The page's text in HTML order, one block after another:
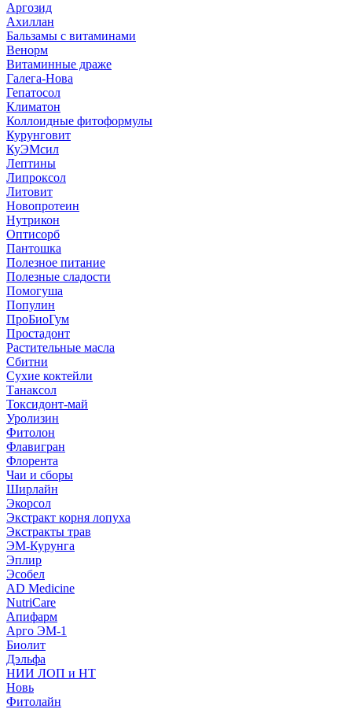
Аргозид
Ахиллан
Бальзамы с витаминами
Венорм
Витаминные драже
Галега-Нова
Гепатосол
Климатон
Коллоидные фитоформулы
Курунговит
КуЭМсил
Лептины
Липроксол
Литовит
Новопротеин
Нутрикон
Оптисорб
Пантошка
Полезное питание
Полезные сладости
Помогуша
Популин
ПроБиоГум
Простадонт
Растительные масла
Сбитни
Сухие коктейли
Танаксол
Токсидонт-май
Уролизин
Фитолон
Флавигран
Флорента
Чаи и сборы
Ширлайн
Экорсол
Экстракт корня лопуха
Экстракты трав
ЭМ-Курунга
Эплир
Эсобел
AD Medicine
NutriCare
Апифарм
Арго ЭМ-1
Биолит
Дэльфа
НИИ ЛОП и НТ
Новь
Фитолайн